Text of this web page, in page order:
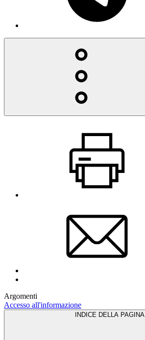
Argomenti
Accesso all'informazione
INDICE DELLA PAGINA